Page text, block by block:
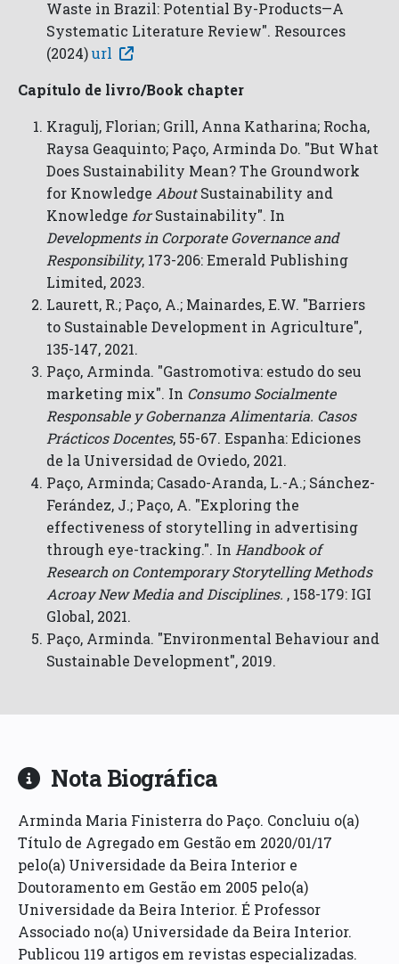
Waste in Brazil: Potential By-Products—A
Systematic Literature Review". Resources
(2024)url
Capítulo de livro/Book chapter
Kragulj, Florian; Grill, Anna Katharina; Rocha,
Raysa Geaquinto; Paço, Arminda Do. "But What
Does Sustainability Mean? The Groundwork
for Knowledge AboutSustainability and
Knowledge forSustainability". In
Developments in Corporate Governance and
Responsibility, 173-206: Emerald Publishing
Limited, 2023.
Laurett, R.; Paço, A.; Mainardes, E.W. "Barriers
to Sustainable Development in Agriculture",
135-147, 2021.
Paço, Arminda. "Gastromotiva: estudo do seu
marketing mix". In Consumo Socialmente
Responsable y Gobernanza Alimentaria. Casos
Prácticos Docentes, 55-67. Espanha: Ediciones
de la Universidad de Oviedo, 2021.
Paço, Arminda; Casado-Aranda, L.-A.; Sánchez-
Ferández, J.; Paço, A. "Exploring the
effectiveness of storytelling in advertising
through eye-tracking.". In Handbook of
Research on Contemporary Storytelling Methods
Acroay New Media and Disciplines. , 158-179: IGI
Global, 2021.
Paço, Arminda. "Environmental Behaviour and
Sustainable Development", 2019.
Nota Biográfica
Arminda Maria Finisterra do Paço. Concluiu o(a)
Título de Agregado em Gestão em 2020/01/17
pelo(a) Universidade da Beira Interior e
Doutoramento em Gestão em 2005 pelo(a)
Universidade da Beira Interior. É Professor
Associado no(a) Universidade da Beira Interior.
Publicou 119 artigos em revistas especializadas.